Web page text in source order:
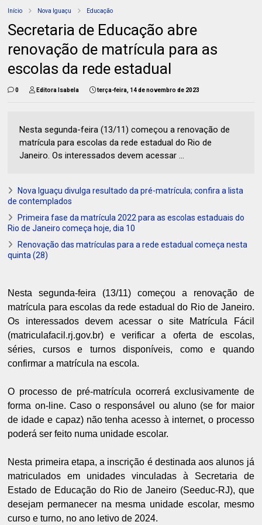
Início Nova Iguaçu Educação
Secretaria de Educação abre
renovação de matrícula para as
escolas da rede estadual
0 Editora Isabela terça-feira, 14 de novembro de 2023
Nesta segunda-feira (13/11) começou a renovação de
matrícula para escolas da rede estadual do Rio de
Janeiro. Os interessados devem acessar ...
Nova Iguaçu divulga resultado da pré-matrícula; confira a lista
de contemplados
Primeira fase da matrícula 2022 para as escolas estaduais do
Rio de Janeiro começa hoje, dia 10
Renovação das matrículas para a rede estadual começa nesta
quinta (28)
Nesta segunda-feira (13/11) começou a renovação de
matrícula para escolas da rede estadual do Rio de Janeiro.
Os interessados devem acessar o site Matrícula Fácil
(matriculafacil.rj.gov.br) e verificar a oferta de escolas,
séries, cursos e turnos disponíveis, como e quando
confirmar a matrícula na escola.
O processo de pré-matrícula ocorrerá exclusivamente de
forma on-line. Caso o responsável ou aluno (se for maior
de idade e capaz) não tenha acesso à internet, o processo
poderá ser feito numa unidade escolar.
Nesta primeira etapa, a inscrição é destinada aos alunos já
matriculados em unidades vinculadas à Secretaria de
Estado de Educação do Rio de Janeiro (Seeduc-RJ), que
desejam permanecer na mesma unidade escolar, mesmo
curso e turno, no ano letivo de 2024.